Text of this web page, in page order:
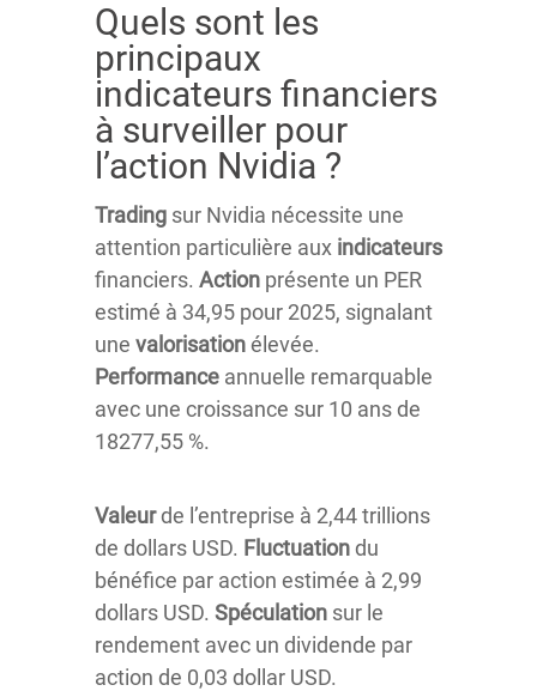
Quels sont les
principaux
indicateurs financiers
à surveiller pour
l’action Nvidia ?
Trading sur Nvidia nécessite une
attention particulière aux indicateurs
financiers. Action présente un PER
estimé à 34,95 pour 2025, signalant
une valorisationélevée.
Performance annuelle remarquable
avec une croissance sur 10 ans de
18277,55 %.
Valeurde l’entreprise à 2,44 trillions
de dollars USD. Fluctuation du
bénéfice par action estimée à 2,99
dollars USD. Spéculation sur le
rendement avec un dividende par
action de 0,03 dollar USD.